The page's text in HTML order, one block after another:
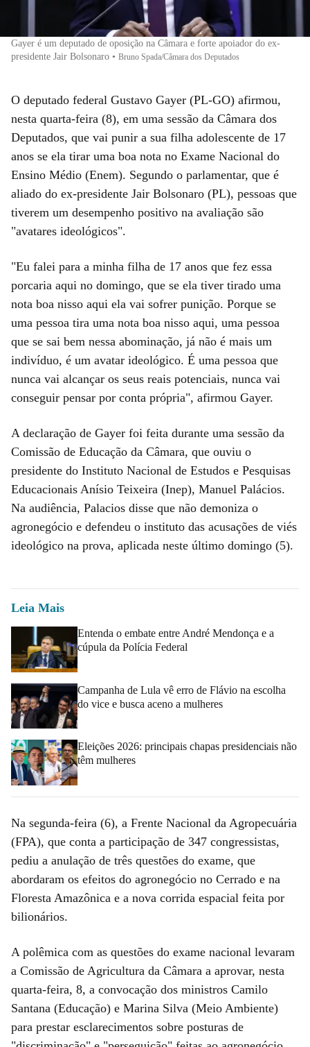
Gayer é um deputado de oposição na Câmara e forte apoiador do ex-
presidente Jair Bolsonaro • Bruno Spada/Câmara dos Deputados
O deputado federal Gustavo Gayer (PL-GO) afirmou,
nesta quarta-feira (8), em uma sessão da Câmara dos
Deputados, que vai punir a sua filha adolescente de 17
anos se ela tirar uma boa nota no Exame Nacional do
Ensino Médio (Enem). Segundo o parlamentar, que é
aliado do ex-presidente Jair Bolsonaro (PL), pessoas que
tiverem um desempenho positivo na avaliação são
"avatares ideológicos".
"Eu falei para a minha filha de 17 anos que fez essa
porcaria aqui no domingo, que se ela tiver tirado uma
nota boa nisso aqui ela vai sofrer punição. Porque se
uma pessoa tira uma nota boa nisso aqui, uma pessoa
que se sai bem nessa abominação, já não é mais um
indivíduo, é um avatar ideológico. É uma pessoa que
nunca vai alcançar os seus reais potenciais, nunca vai
conseguir pensar por conta própria", afirmou Gayer.
A declaração de Gayer foi feita durante uma sessão da
Comissão de Educação da Câmara, que ouviu o
presidente do Instituto Nacional de Estudos e Pesquisas
Educacionais Anísio Teixeira (Inep), Manuel Palácios.
Na audiência, Palacios disse que não demoniza o
agronegócio e defendeu o instituto das acusações de viés
ideológico na prova, aplicada neste último domingo (5).
Leia Mais
Entenda o embate entre André Mendonça e a
cúpula da Polícia Federal
Campanha de Lula vê erro de Flávio na escolha
do vice e busca aceno a mulheres
Eleições 2026: principais chapas presidenciais não
têm mulheres
Na segunda-feira (6), a Frente Nacional da Agropecuária
(FPA), que conta a participação de 347 congressistas,
pediu a anulação de três questões do exame, que
abordaram os efeitos do agronegócio no Cerrado e na
Floresta Amazônica e a nova corrida espacial feita por
bilionários.
A polêmica com as questões do exame nacional levaram
a Comissão de Agricultura da Câmara a aprovar, nesta
quarta-feira, 8, a convocação dos ministros Camilo
Santana (Educação) e Marina Silva (Meio Ambiente)
para prestar esclarecimentos sobre posturas de